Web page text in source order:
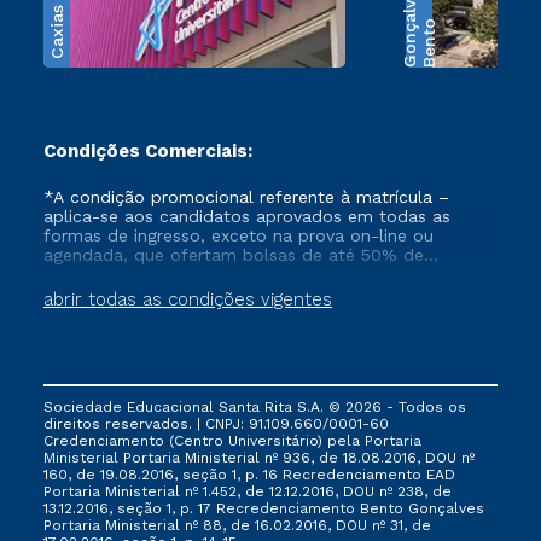
B
e
n
t
o
G
o
n
ç
a
l
v
e
s
Condições Comerciais:
abrir todas as condições vigentes
*A condição promocional referente à matrícula –
aplica-se aos candidatos aprovados em todas as
formas de ingresso, exceto na prova on-line ou
agendada, que ofertam bolsas de até 50% de
que ainda não tenham efetivado e/ou não tenham
cancelado ou trancado sua matrícula em uma das
FIES, Prouni e outros programas governamentais, e
não se acumula com nenhuma outra campanha
ofertada pela Instituição.
Sociedade Educacional Santa Rita S.A. © 2026 - Todos os
direitos reservados. | CNPJ: 91.109.660/0001-60
Credenciamento (Centro Universitário) pela Portaria
Ministerial Portaria Ministerial nº 936, de 18.08.2016, DOU nº
160, de 19.08.2016, seção 1, p. 16 Recredenciamento EAD
Portaria Ministerial nº 1.452, de 12.12.2016, DOU nº 238, de
13.12.2016, seção 1, p. 17 Recredenciamento Bento Gonçalves
Portaria Ministerial nº 88, de 16.02.2016, DOU nº 31, de